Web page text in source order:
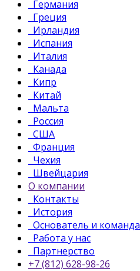
Германия
Греция
Ирландия
Испания
Италия
Канада
Кипр
Китай
Мальта
Россия
США
Франция
Чехия
Швейцария
О компании
Контакты
История
Основатель и команда
Работа у нас
Партнерство
+7 (812) 628-98-26